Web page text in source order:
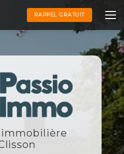
RAPPEL GRATUIT
immobilière